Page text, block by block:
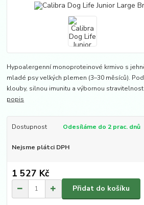
Hypoalergenní monoproteinové krmivo s
mladé psy velkých plemen (3–30 měsíců).
klouby, silnou imunitu a výbornou
popis
Dostupnost Odesíláme do 2 prac. dnů
Nejsme plátci DPH
1 527 Kč
Přidat do košíku